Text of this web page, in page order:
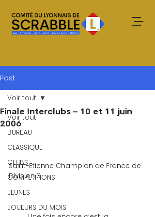
Post
Voir tout
BUREAU
CLASSIQUE
CLUBS
COMPETITIONS
JEUNES
JOUEURS DU MOIS
Voir tout
Finale Interclubs – 10 et 11 juin
2006
Saint-Etienne Champion de France de
Division 3